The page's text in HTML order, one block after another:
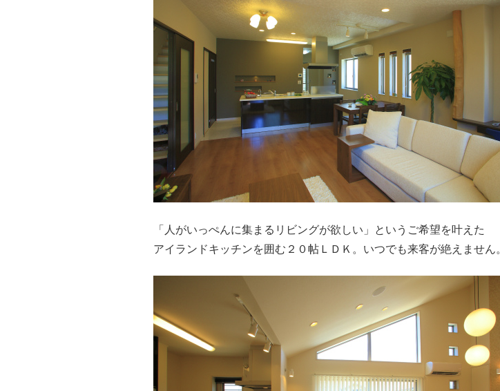
「人がいっぺんに集まるリビングが欲しい」というご希望を叶えた
アイランドキッチンを囲む２０帖ＬＤＫ。いつでも来客が絶えません。